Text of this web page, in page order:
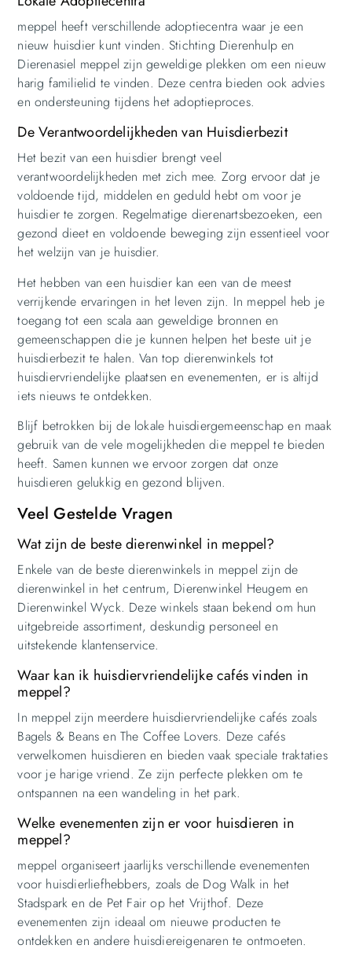
meppel heeft verschillende adoptiecentra waar je een
nieuw huisdier kunt vinden. Stichting Dierenhulp en
Dierenasiel meppel zijn geweldige plekken om een nieuw
harig familielid te vinden. Deze centra bieden ook advies
en ondersteuning tijdens het adoptieproces.
De Verantwoordelijkheden van Huisdierbezit
Het bezit van een huisdier brengt veel
verantwoordelijkheden met zich mee. Zorg ervoor dat je
voldoende tijd, middelen en geduld hebt om voor je
huisdier te zorgen. Regelmatige dierenartsbezoeken, een
gezond dieet en voldoende beweging zijn essentieel voor
het welzijn van je huisdier.
Het hebben van een huisdier kan een van de meest
verrijkende ervaringen in het leven zijn. In meppel heb je
toegang tot een scala aan geweldige bronnen en
gemeenschappen die je kunnen helpen het beste uit je
huisdierbezit te halen. Van top dierenwinkels tot
huisdiervriendelijke plaatsen en evenementen, er is altijd
iets nieuws te ontdekken.
Blijf betrokken bij de lokale huisdiergemeenschap en maak
gebruik van de vele mogelijkheden die meppel te bieden
heeft. Samen kunnen we ervoor zorgen dat onze
huisdieren gelukkig en gezond blijven.
Veel Gestelde Vragen
Wat zijn de beste dierenwinkel in meppel?
Enkele van de beste dierenwinkels in meppel zijn de
dierenwinkel in het centrum, Dierenwinkel Heugem en
Dierenwinkel Wyck. Deze winkels staan bekend om hun
uitgebreide assortiment, deskundig personeel en
uitstekende klantenservice.
Waar kan ik huisdiervriendelijke cafés vinden in
meppel?
In meppel zijn meerdere huisdiervriendelijke cafés zoals
Bagels & Beans en The Coffee Lovers. Deze cafés
verwelkomen huisdieren en bieden vaak speciale traktaties
voor je harige vriend. Ze zijn perfecte plekken om te
ontspannen na een wandeling in het park.
Welke evenementen zijn er voor huisdieren in
meppel?
meppel organiseert jaarlijks verschillende evenementen
voor huisdierliefhebbers, zoals de Dog Walk in het
Stadspark en de Pet Fair op het Vrijthof. Deze
evenementen zijn ideaal om nieuwe producten te
ontdekken en andere huisdiereigenaren te ontmoeten.